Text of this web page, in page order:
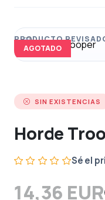
AGOTADO
SIN EXISTENCIAS
Horde
Sé el
14,36 EUR